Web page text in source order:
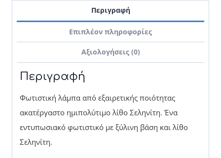
Περιγραφή
Επιπλέον πληροφορίες
Αξιολογήσεις (0)
Περιγραφή
Φωτιστική λάμπα από εξαιρετικής ποιότητας
ακατέργαστο ημιπολύτιμο λίθο Σεληνίτη. Ένα
εντυπωσιακό φωτιστικό με ξύλινη βάση και λίθο
Σεληνίτη.